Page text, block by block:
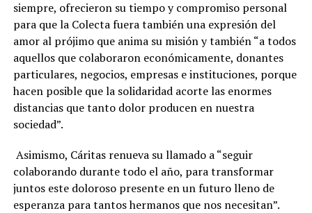
siempre, ofrecieron su tiempo y compromiso personal
para que la Colecta fuera también una expresión del
amor al prójimo que anima su misión y también “a todos
aquellos que colaboraron económicamente, donantes
particulares, negocios, empresas e instituciones, porque
hacen posible que la solidaridad acorte las enormes
distancias que tanto dolor producen en nuestra
sociedad”.
Asimismo, Cáritas renueva su llamado a “seguir
colaborando durante todo el año, para transformar
juntos este doloroso presente en un futuro lleno de
esperanza para tantos hermanos que nos necesitan”.